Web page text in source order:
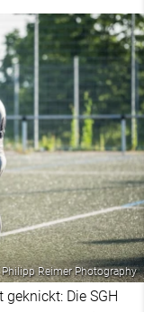
Reimer Photography
Die SGH